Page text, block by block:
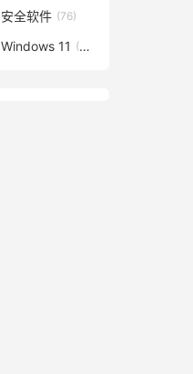
安全软件 (76)
Windows 11 (49)